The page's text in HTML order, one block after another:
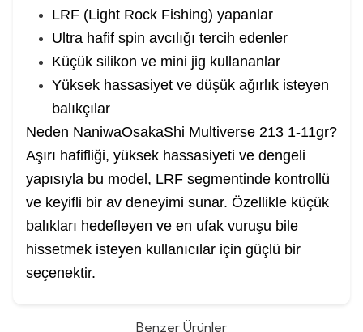
LRF (Light Rock Fishing) yapanlar
Ultra hafif spin avcılığı tercih edenler
Küçük silikon ve mini jig kullananlar
Yüksek hassasiyet ve düşük ağırlık isteyen
balıkçılar
Neden NaniwaOsakaShi Multiverse 213 1-11gr?
Aşırı hafifliği, yüksek hassasiyeti ve dengeli
yapısıyla bu model, LRF segmentinde kontrollü
ve keyifli bir av deneyimi sunar. Özellikle küçük
balıkları hedefleyen ve en ufak vuruşu bile
hissetmek isteyen kullanıcılar için güçlü bir
seçenektir.
Benzer Ürünler